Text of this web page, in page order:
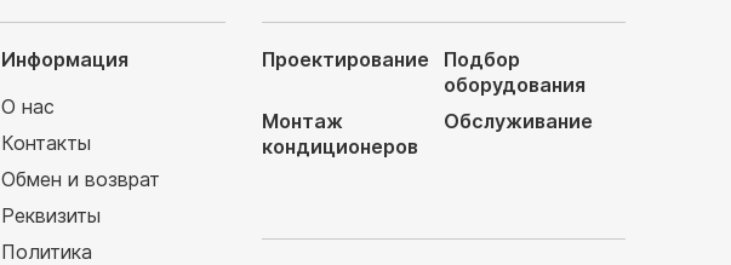
Информация
О нас
Контакты
Обмен и возврат
Реквизиты
Политика
Проектирование
Подбор
оборудования
Монтаж
кондиционеров
Обслуживание